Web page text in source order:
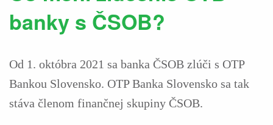
banky s ČSOB?
Od 1. októbra 2021 sa banka ČSOB zlúči s OTP
Bankou Slovensko. OTP Banka Slovensko sa tak
stáva členom finančnej skupiny ČSOB.